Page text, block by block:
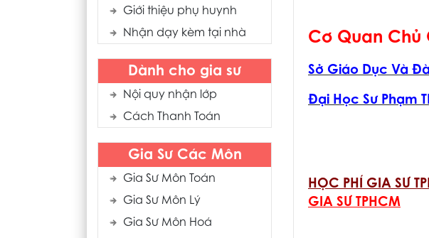
Giới thiệu phụ huynh
Nhận dạy kèm tại nhà
Dành cho gia sư
Nội quy nhận lớp
Cách Thanh Toán
Gia Sư Các Môn
Gia Sư Môn Toán
Gia Sư Môn Lý
Gia Sư Môn Hoá
Cơ Quan Chủ
Sở Giáo Dục Và
Đại Học Sư Phạm
HỌC PHÍ GIA SƯ
GIA SƯ TPHCM